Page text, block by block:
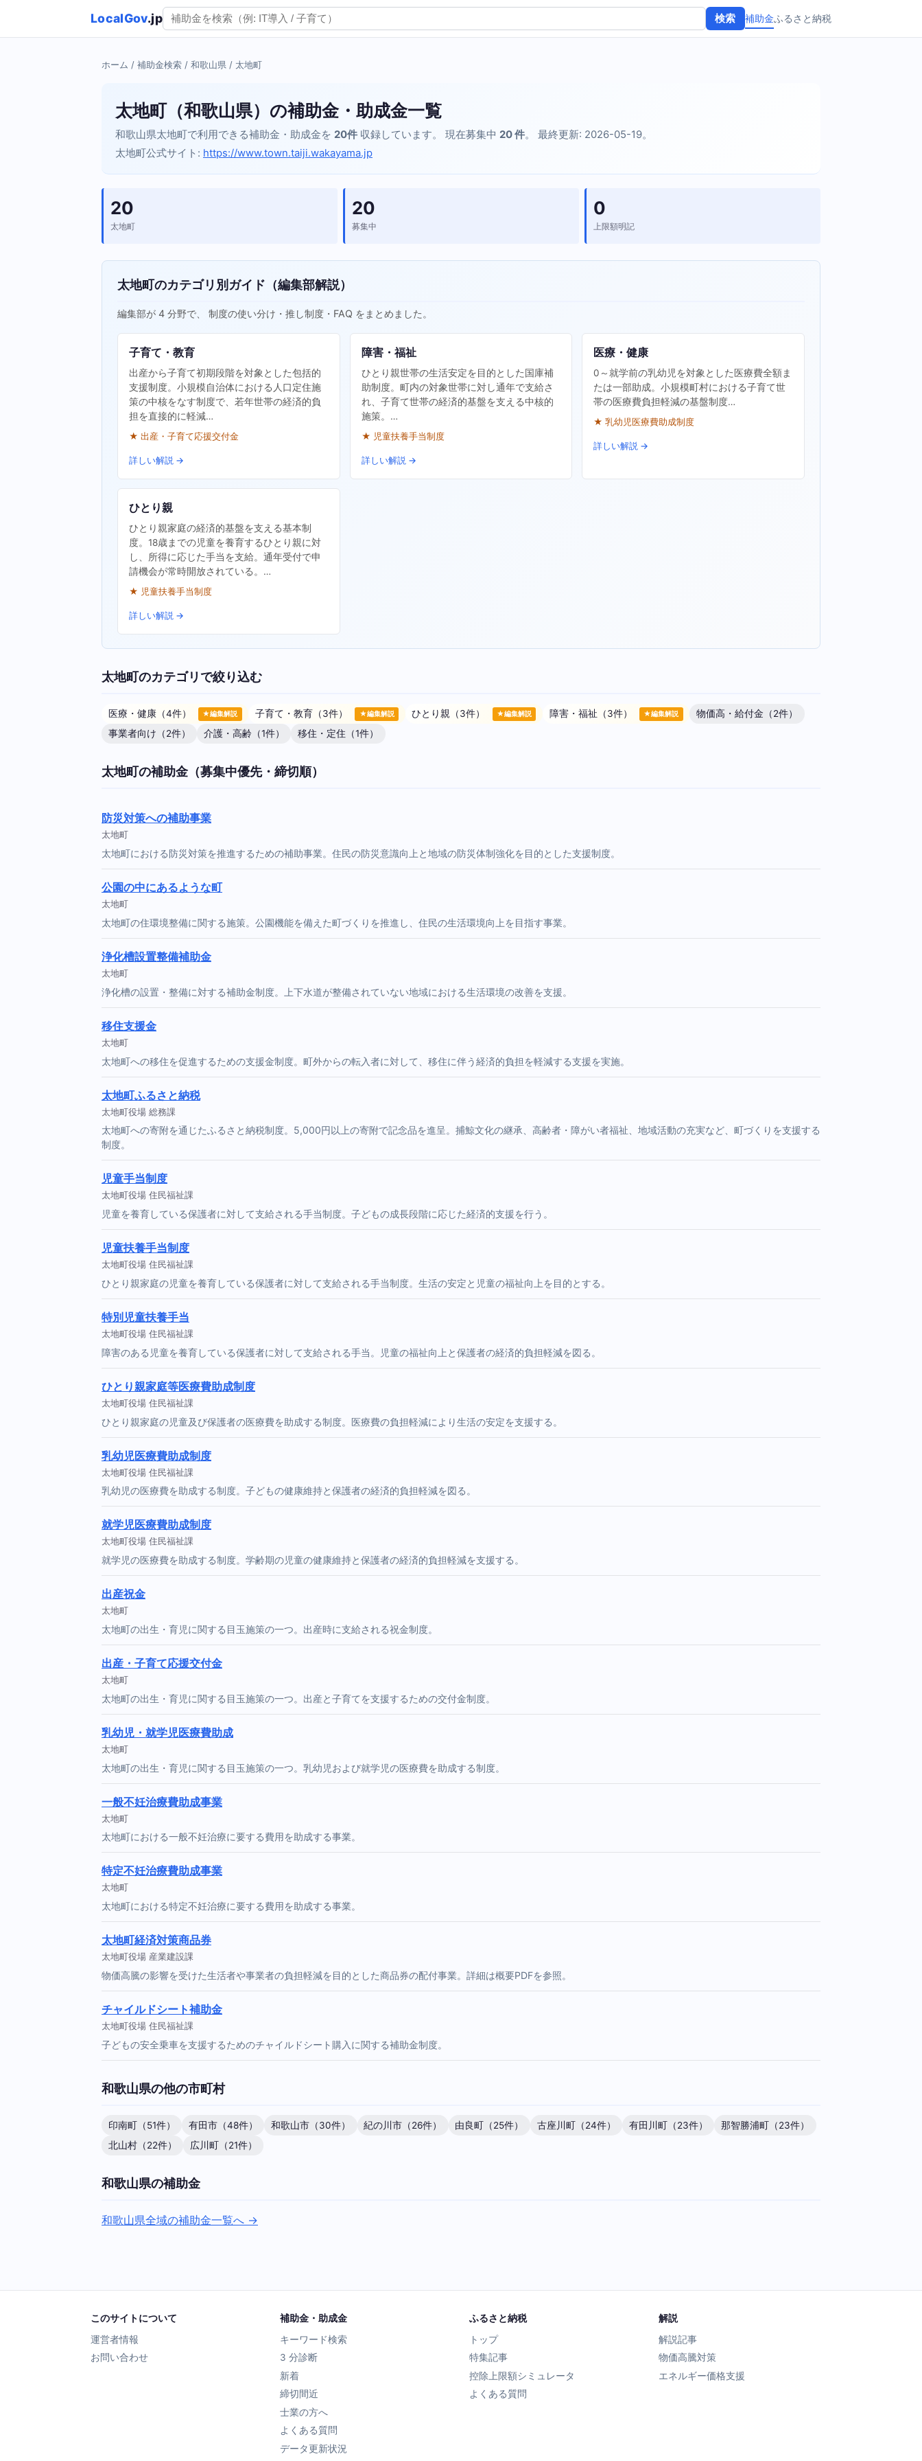
LocalGov.jp 検索 補助金ふるさと納税
ホーム / 補助金検索 / 和歌山県 / 太地町
太地町（和歌山県）の補助金・助成金一覧
和歌山県太地町で利用できる補助金・助成金を 20件 収録しています。 現在募集中 20 件。 最終更新: 2026-05-19。
太地町公式サイト: https://www.town.taiji.wakayama.jp
20
太地町
20
募集中
0
上限額明記
太地町のカテゴリ別ガイド（編集部解説）
編集部が 4 分野で、 制度の使い分け・推し制度・FAQ をまとめました。
子育て・教育
出産から子育て初期段階を対象とした包括的
支援制度。小規模自治体における人口定住施
策の中核をなす制度で、若年世帯の経済的負
担を直接的に軽減…
★ 出産・子育て応援交付金
詳しい解説 →
障害・福祉
ひとり親世帯の生活安定を目的とした国庫補
助制度。町内の対象世帯に対し通年で支給さ
れ、子育て世帯の経済的基盤を支える中核的
施策。…
★ 児童扶養手当制度
詳しい解説 →
医療・健康
0～就学前の乳幼児を対象とした医療費全額ま
たは一部助成。小規模町村における子育て世
帯の医療費負担軽減の基盤制度…
★ 乳幼児医療費助成制度
詳しい解説 →
ひとり親
ひとり親家庭の経済的基盤を支える基本制
度。18歳までの児童を養育するひとり親に対
し、所得に応じた手当を支給。通年受付で申
請機会が常時開放されている。…
★ 児童扶養手当制度
詳しい解説 →
太地町のカテゴリで絞り込む
医療・健康（4件） ★編集解説 子育て・教育（3件） ★編集解説 ひとり親（3件） ★編集解説 障害・福祉（3件） ★編集解説
物価高・給付金（2件）
事業者向け（2件）
介護・高齢（1件） 移住・定住（1件）
太地町の補助金（募集中優先・締切順）
防災対策への補助事業
太地町
太地町における防災対策を推進するための補助事業。住民の防災意識向上と地域の防災体制強化を目的とした支援制度。
公園の中にあるような町
太地町
太地町の住環境整備に関する施策。公園機能を備えた町づくりを推進し、住民の生活環境向上を目指す事業。
浄化槽設置整備補助金
太地町
浄化槽の設置・整備に対する補助金制度。上下水道が整備されていない地域における生活環境の改善を支援。
移住支援金
太地町
太地町への移住を促進するための支援金制度。町外からの転入者に対して、移住に伴う経済的負担を軽減する支援を実施。
太地町ふるさと納税
太地町役場 総務課
太地町への寄附を通じたふるさと納税制度。5,000円以上の寄附で記念品を進呈。捕鯨文化の継承、高齢者・障がい者福祉、地域活動の充実など、町づくりを支援する
制度。
児童手当制度
太地町役場 住民福祉課
児童を養育している保護者に対して支給される手当制度。子どもの成長段階に応じた経済的支援を行う。
児童扶養手当制度
太地町役場 住民福祉課
ひとり親家庭の児童を養育している保護者に対して支給される手当制度。生活の安定と児童の福祉向上を目的とする。
特別児童扶養手当
太地町役場 住民福祉課
障害のある児童を養育している保護者に対して支給される手当。児童の福祉向上と保護者の経済的負担軽減を図る。
ひとり親家庭等医療費助成制度
太地町役場 住民福祉課
ひとり親家庭の児童及び保護者の医療費を助成する制度。医療費の負担軽減により生活の安定を支援する。
乳幼児医療費助成制度
太地町役場 住民福祉課
乳幼児の医療費を助成する制度。子どもの健康維持と保護者の経済的負担軽減を図る。
就学児医療費助成制度
太地町役場 住民福祉課
就学児の医療費を助成する制度。学齢期の児童の健康維持と保護者の経済的負担軽減を支援する。
出産祝金
太地町
太地町の出生・育児に関する目玉施策の一つ。出産時に支給される祝金制度。
出産・子育て応援交付金
太地町
太地町の出生・育児に関する目玉施策の一つ。出産と子育てを支援するための交付金制度。
乳幼児・就学児医療費助成
太地町
太地町の出生・育児に関する目玉施策の一つ。乳幼児および就学児の医療費を助成する制度。
一般不妊治療費助成事業
太地町
太地町における一般不妊治療に要する費用を助成する事業。
特定不妊治療費助成事業
太地町
太地町における特定不妊治療に要する費用を助成する事業。
太地町経済対策商品券
太地町役場 産業建設課
物価高騰の影響を受けた生活者や事業者の負担軽減を目的とした商品券の配付事業。詳細は概要PDFを参照。
チャイルドシート補助金
太地町役場 住民福祉課
子どもの安全乗車を支援するためのチャイルドシート購入に関する補助金制度。
和歌山県の他の市町村
印南町（51件） 有田市（48件） 和歌山市（30件） 紀の川市（26件） 由良町（25件） 古座川町（24件） 有田川町（23件）
那智勝浦町（23件）
北山村（22件）
広川町（21件）
和歌山県の補助金
和歌山県全域の補助金一覧へ →
このサイトについて
運営者情報
お問い合わせ
補助金・助成金
キーワード検索
3 分診断
新着
締切間近
士業の方へ
よくある質問
データ更新状況
ふるさと納税
トップ
特集記事
控除上限額シミュレータ
よくある質問
解説
解説記事
物価高騰対策
エネルギー価格支援